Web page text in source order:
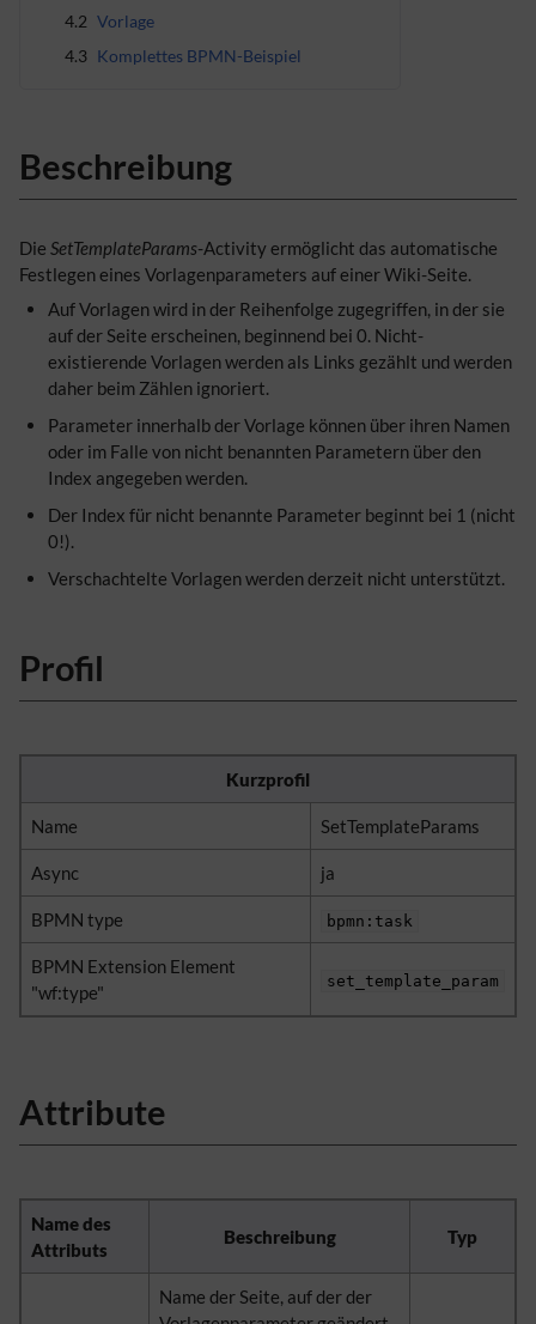
4.2 Vorlage
4.3 Komplettes BPMN-Beispiel
Beschreibung
Die SetTemplateParams-Activity ermöglicht das automatische
Festlegen eines Vorlagenparameters auf einer Wiki-Seite.
Auf Vorlagen wird in der Reihenfolge zugegriffen, in der sie
auf der Seite erscheinen, beginnend bei 0. Nicht-
existierende Vorlagen werden als Links gezählt und werden
daher beim Zählen ignoriert.
Parameter innerhalb der Vorlage können über ihren Namen
oder im Falle von nicht benannten Parametern über den
Index angegeben werden.
Der Index für nicht benannte Parameter beginnt bei 1 (nicht
0!).
Verschachtelte Vorlagen werden derzeit nicht unterstützt.
Profil
Kurzprofil
Name SetTemplateParams
Async ja
BPMN type bpmn:task
BPMN Extension Element
"wf:type"
set_template_param
Attribute
Name des
Attributs
Beschreibung Typ
Name der Seite, auf der der